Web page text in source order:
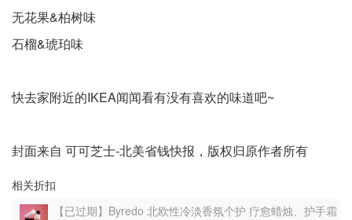
无花果&柏树味
石榴&琥珀味
快去家附近的IKEA闻闻看有没有喜欢的味道吧~
封面来自 可可芝士-北美省钱快报，版权归原作者所有
相关折扣
【已过期】Byredo 北欧性冷淡香氛个护 疗愈蜡烛、护手霜